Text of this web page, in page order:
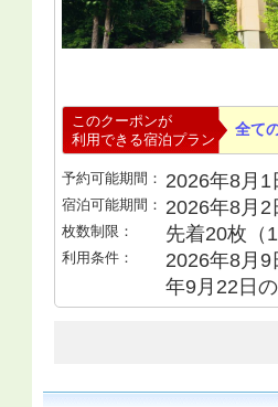
このクーポンが
利用できる宿泊プラン
全て
予約可能期間： 2026年8月
宿泊可能期間： 2026年8月
枚数制限： 先着20枚（
利用条件：
2026年8月
年9月22日